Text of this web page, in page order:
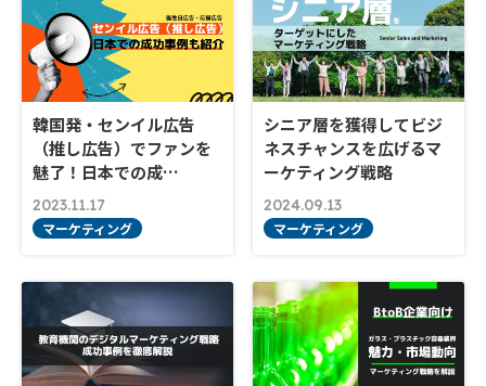
韓国発・センイル広告
（推し広告）でファンを
魅了！日本での成…
2023.11.17
マーケティング
シニア層を獲得してビジ
ネスチャンスを広げるマ
ーケティング戦略
2024.09.13
マーケティング